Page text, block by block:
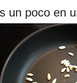
un poco en